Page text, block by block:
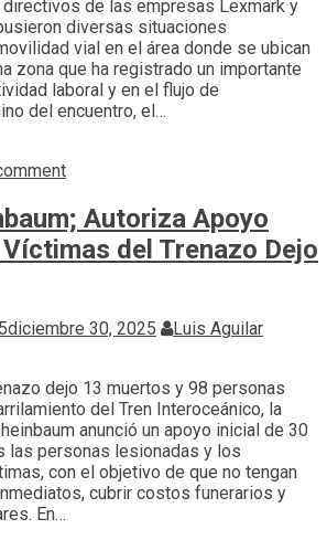
directivos de las empresas Lexmark y
diversas situaciones
vial en el área donde se ubican
zona que ha registrado un importante
laboral y en el flujo de
del encuentro, el…
Autoriza Apoyo
del Trenazo Dejo
diciembre 30, 2025 Luis Aguilar
dejo 13 muertos y 98 personas
del Tren Interoceánico, la
anunció un apoyo inicial de 30
las personas lesionadas y los
con el objetivo de que no tengan
cubrir costos funerarios y
En…